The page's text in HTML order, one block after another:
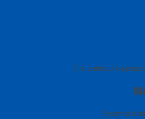
Jl Letda D
Selamat